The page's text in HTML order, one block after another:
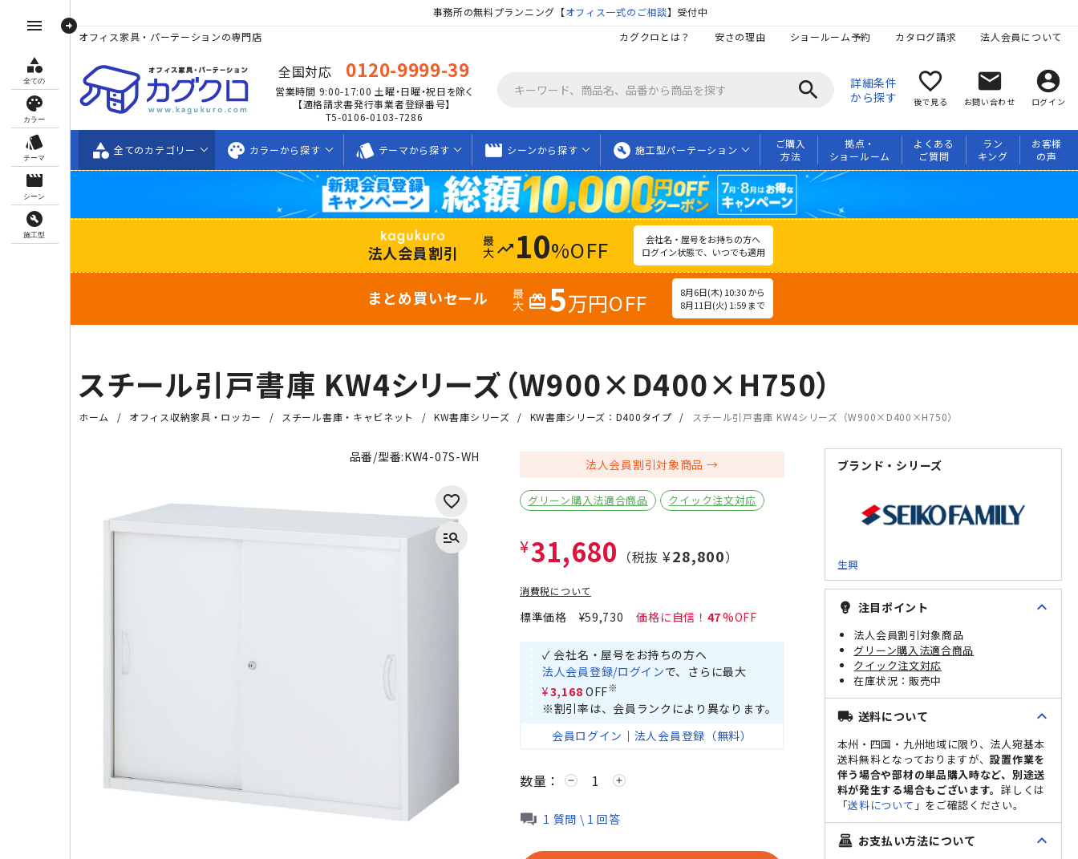
menu arrow_circle_right
category
全ての
palette
カラー
style
テーマ
movie_creation
シーン
build_circle
施工型
事務所の無料プランニング【オフィス一式のご相談】受付中
オフィス家具・パーテーションの専門店
カグクロとは？ 安さの理由 ショールーム予約 カタログ請求 法人会員について
全国対応 0120-9999-39
営業時間 9:00-17:00 土曜・日曜・祝日を除く
【適格請求書発行事業者登録番号】
T5-0106-0103-7286
search
詳細条件
から探す
favorite_border
後で見る
mail
お問い合わせ
account_circle
ログイン
category 全てのカテゴリー palette カラーから探す style テーマから探す movie_creation シーンから探す build_circle 施工型パーテーション
ご購入
方法
拠点・
ショールーム
よくある
ご質問
ラン
キング
お客様
の声
法人会員割引 trending_up 10%OFF
会社名・屋号をお持ちの方へ
ログイン状態で、いつでも適用
まとめ買いセール redeem 5万円OFF
8月6日(木) 10:30 から
8月11日(火) 1:59 まで
スチール引戸書庫 KW4シリーズ（W900×D400×H750）
ホーム オフィス収納家具・ロッカー スチール書庫・キャビネット KW書庫シリーズ KW書庫シリーズ：D400タイプ スチール引戸書庫 KW4シリーズ（W900×D400×H750）
品番/型番:KW4-07S-WH 法人会員割引対象商品
グリーン購入法適合商品 クイック注文対応
¥31,680 （税抜 ¥28,800）
消費税について
標準価格 ¥59,730 47
✓ 会社名・屋号をお持ちの方へ
法人会員登録/ログインで、さらに最大
¥3,168 OFF※
※割引率は、会員ランクにより異なります。
会員ログイン ｜ 法人会員登録（無料）
数量： remove add
1 質問 \ 1 回答
ブランド・シリーズ
生興
emoji_objects 注目ポイント expand_less
法人会員割引対象商品
グリーン購入法適合商品
クイック注文対応
販売中
local_shipping 送料について expand_less
本州・四国・九州地域に限り、法人宛基本
送料無料となっておりますが、設置作業を
伴う場合や部材の単品購入時など、別途送
料が発生する場合もございます。詳しくは
「送料について 」をご確認ください。
point_of_sale お支払い方法について expand_less